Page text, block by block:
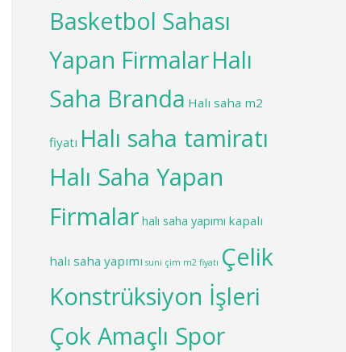
Basketbol Sahası
Yapan FirmalarHalı
Saha Branda Halı saha m2
fiyatı Halı saha tamiratı
Halı Saha Yapan
Firmalar halı saha yapımı kapalı
halı saha yapımı suni çim m2 fiyatı Çelik
Konstrüksiyon İşleri
Çok Amaçlı Spor